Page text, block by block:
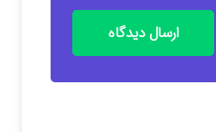
ارسال دیدگاه